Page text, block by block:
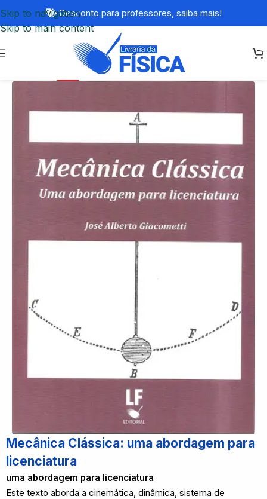
Skip to navigation
Skip to main content
Desconto para professores, saiba mais!
Mecânica Clássica: uma abordagem para
licenciatura
uma abordagem para licenciatura
Este texto aborda a cinemática, dinâmica, sistema de